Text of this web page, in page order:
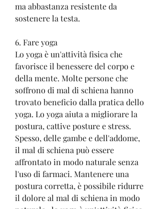
ma abbastanza resistente da
sostenere la testa.
6. Fare yoga
Lo yoga è un'attività fisica che
favorisce il benessere del corpo e
della mente. Molte persone che
soffrono di mal di schiena hanno
trovato beneficio dalla pratica dello
yoga. Lo yoga aiuta a migliorare la
postura, cattive posture e stress.
Spesso, delle gambe e dell'addome,
il mal di schiena può essere
affrontato in modo naturale senza
l'uso di farmaci. Mantenere una
postura corretta, è possibile ridurre
il dolore al mal di schiena in modo